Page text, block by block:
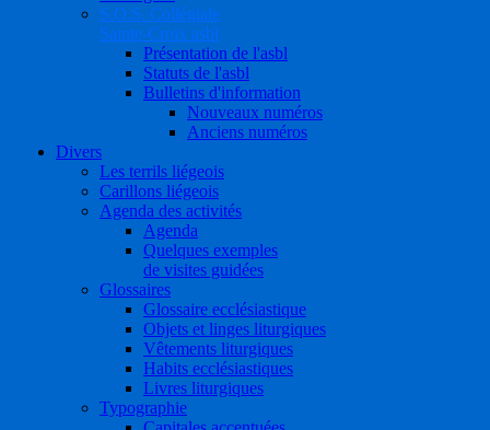
S.O.S. Collégiale
Sainte-Croix asbl
Présentation de l'asbl
Statuts de l'asbl
Bulletins d'information
Nouveaux numéros
Anciens numéros
Divers
Les terrils liégeois
Carillons liégeois
Agenda des activités
Agenda
Quelques exemples
de visites guidées
Glossaires
Glossaire ecclésiastique
Objets et linges liturgiques
Vêtements liturgiques
Habits ecclésiastiques
Livres liturgiques
Typographie